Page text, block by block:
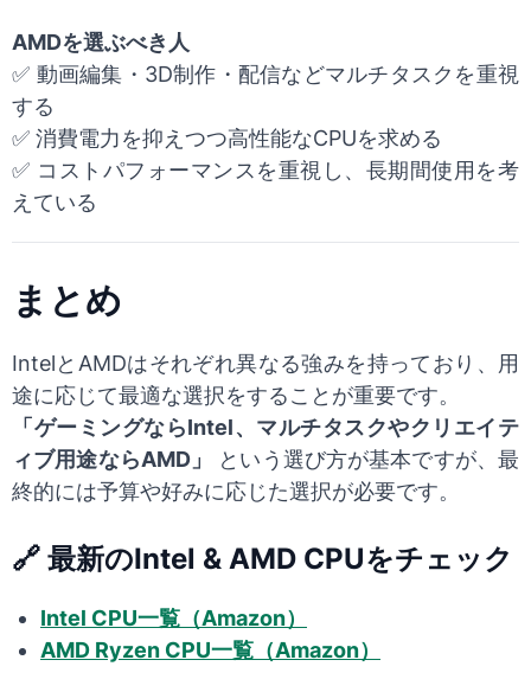
AMDを選ぶべき人
✅ 動画編集・3D制作・配信などマルチタスクを重視
する
✅ 消費電力を抑えつつ高性能なCPUを求める
✅ コストパフォーマンスを重視し、長期間使用を考
えている
まとめ
IntelとAMDはそれぞれ異なる強みを持っており、用
途に応じて最適な選択をすることが重要です。
「ゲーミングならIntel、マルチタスクやクリエイテ
ィブ用途ならAMD」
という選び方が基本ですが、最
終的には予算や好みに応じた選択が必要です。
🔗 最新のIntel & AMD CPUをチェック
Intel CPU一覧（Amazon）
AMD Ryzen CPU一覧（Amazon）